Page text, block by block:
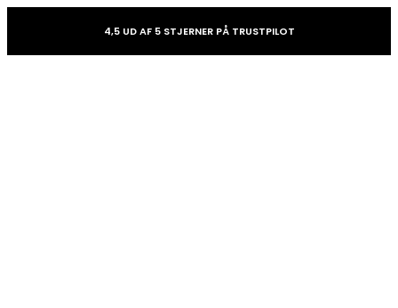
4,5 UD AF 5 STJERNER PÅ TRUSTPILOT